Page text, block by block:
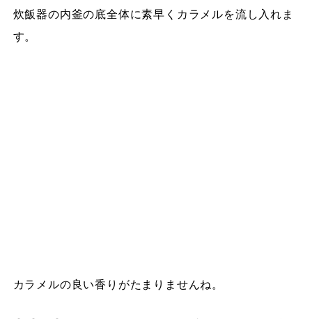
炊飯器の内釜の底全体に素早くカラメルを流し入れま
す。
カラメルの良い香りがたまりませんね。